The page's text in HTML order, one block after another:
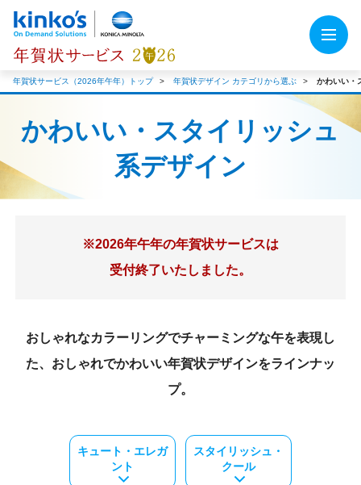
年賀状サービス（2026年午年）トップ 年賀状デザイン カテゴリから選ぶ かわいい・
かわいい・スタイリッシュ
系デザイン
※2026年午年の年賀状サービスは
受付終了いたしました。
おしゃれなカラーリングでチャーミングな午を表現し
た、おしゃれでかわいい年賀状デザインをラインナッ
プ。
キュート・エレガ
ント
スタイリッシュ・
クール